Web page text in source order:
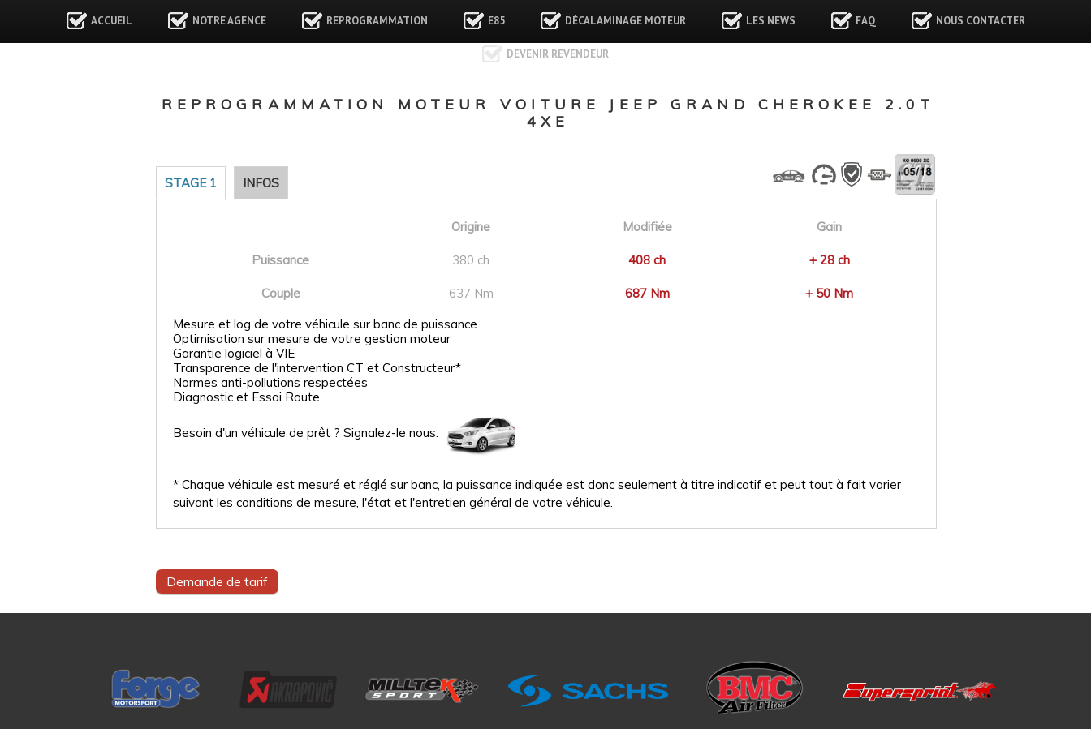
ACCUEIL NOTRE AGENCE REPROGRAMMATION E85 DÉCALAMINAGE MOTEUR LES NEWS FAQ NOUS CONTACTER
DEVENIR REVENDEUR
REPROGRAMMATION MOTEUR VOITURE JEEP GRAND CHEROKEE 2.0T
4XE
STAGE 1 INFOS
Origine Modifiée Gain
Puissance 380 ch 408 ch + 28 ch
Couple 637 Nm 687 Nm
+ 50 Nm
Mesure et log de votre véhicule sur banc de puissance
Optimisation sur mesure de votre gestion moteur
Garantie logiciel à VIE
Transparence de l'intervention CT et Constructeur*
Normes anti-pollutions respectées
Diagnostic et Essai Route
Besoin d'un véhicule de prêt ? Signalez-le nous.
* Chaque véhicule est mesuré et réglé sur banc, la puissance indiquée est donc seulement à titre indicatif et peut tout à fait varier
suivant les conditions de mesure, l'état et l'entretien général de votre véhicule.
Demande de tarif